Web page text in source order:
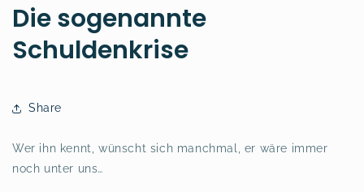
Die sogenannte
Schuldenkrise
Share
Wer ihn kennt, wünscht sich manchmal, er wäre immer
noch unter uns…